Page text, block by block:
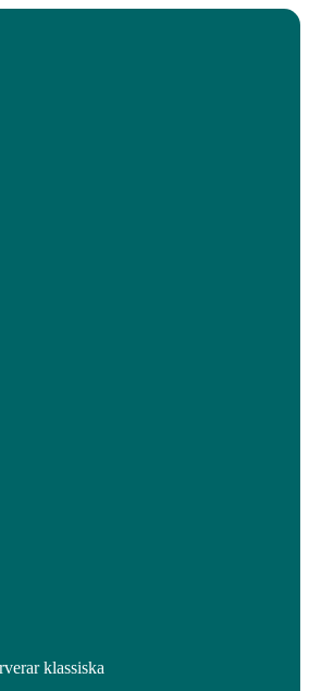
klassiska